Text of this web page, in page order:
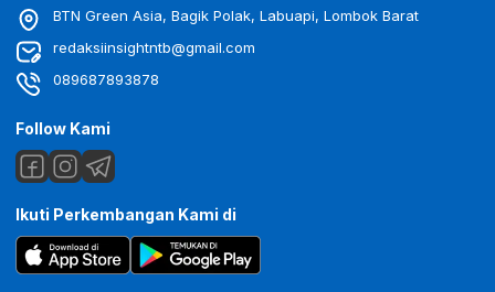
BTN Green Asia, Bagik Polak, Labuapi, Lombok Barat
redaksiinsightntb@gmail.com
089687893878
Follow Kami
Ikuti Perkembangan Kami di